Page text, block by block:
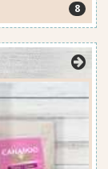
8